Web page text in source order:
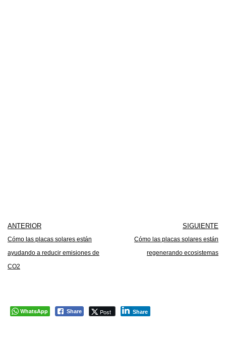
ANTERIOR
Cómo las placas solares están
ayudando a reducir emisiones de
CO2
SIGUIENTE
Cómo las placas solares están
regenerando ecosistemas
WhatsApp Share Post Share